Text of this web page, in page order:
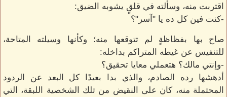
اقتربت منه، وسألته في قلقٍ يشوبه الضيق:
-كنت فين كل ده يا "آسر"؟
صاح بها بفظاظةٍ لم تتوقعها منه؛ وكأنها وسيلته المتاحة،
للتنفيس عن غيطه المتراكم بداخله:
-وإنتي مالك؟ هتعملي معايا تحقيق؟
أدهشها رده الصادم، والذي بدا بعيدًا كل البعد عن الردود
المحتملة منه، كان على النقيض من تلك الشخصية اللبقة، التي